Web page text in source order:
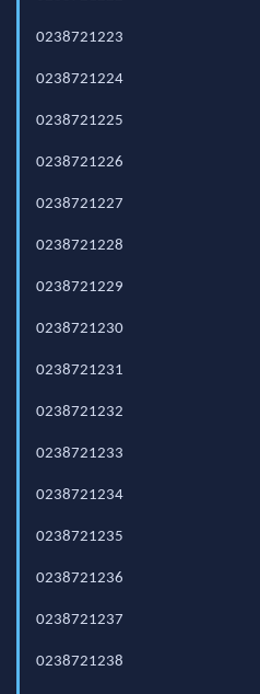
0238721223
0238721224
0238721225
0238721226
0238721227
0238721228
0238721229
0238721230
0238721231
0238721232
0238721233
0238721234
0238721235
0238721236
0238721237
0238721238